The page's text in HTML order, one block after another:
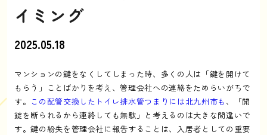
イミング
2025.05.18
マンションの鍵をなくしてしまった時、多くの人は「鍵を開けて
もらう」ことばかりを考え、管理会社への連絡をためらいがちで
す。 この配管交換したトイレ排水管つまりには北九州市も 、「開
錠を断られるから連絡しても無駄」と考えるのは大きな間違いで
す。鍵の紛失を管理会社に報告することは、入居者としての重要